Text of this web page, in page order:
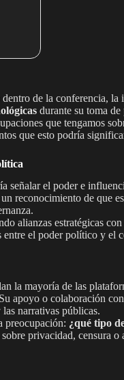
de la conferencia, la
durante su toma de
que tengamos
que esto podría
señalar el poder e
reconocimiento de que
alianzas estratégicas
entre el poder político y el
la mayoría de las
apoyo o colaboración
narrativas públicas.
preocupación: ¿qué tipo
privacidad, censura o